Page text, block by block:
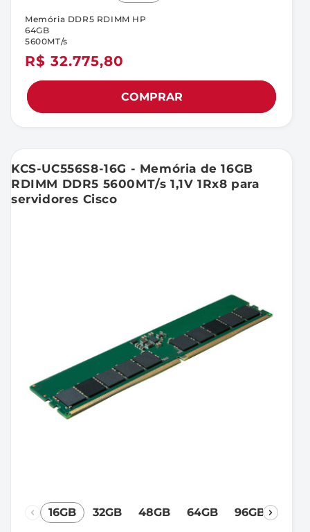
Preço
normal
R$ 32.775,80
Memória DDR5 RDIMM HP
64GB
5600MT/s
COMPRAR
KCS-UC556S8-16G - Memória de 16GB
RDIMM DDR5 5600MT/s 1,1V 1Rx8 para
servidores Cisco
16GB 32GB 48GB 64GB 96GB